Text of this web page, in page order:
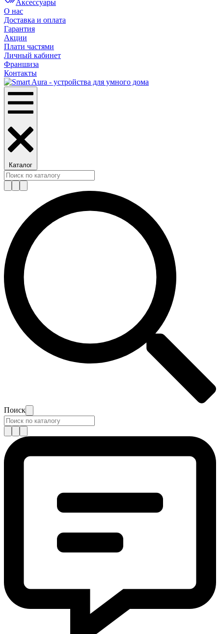
Аксессуары
О нас
Доставка и оплата
Гарантия
Акции
Плати частями
Личный кабинет
Франшиза
Контакты
Каталог
Поиск